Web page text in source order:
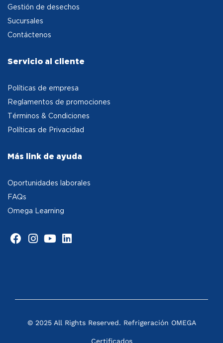
Gestión de desechos
Sucursales
Contáctenos
Servicio al cliente
Políticas de empresa
Reglamentos de promociones
Términos & Condiciones
Políticas de Privacidad
Más link de ayuda
Oportunidades laborales
FAQs
Omega Learning
© 2025 All Rights Reserved. Refrigeración OMEGA
Certificados